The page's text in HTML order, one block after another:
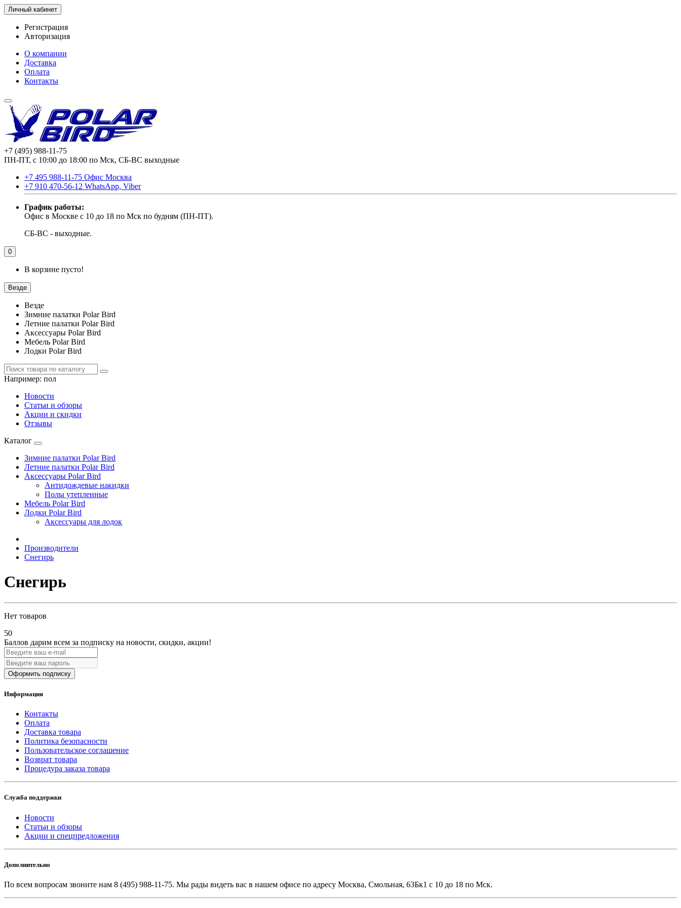
Личный кабинет
Регистрация
Авторизация
О компании
Доставка
Оплата
Контакты
+7 (495) 988-11-75
ПН-ПТ, с 10:00 до 18:00 по Мск, СБ-ВС выходные
+7 495 988-11-75 Офис Москва
+7 910 470-56-12 WhatsApp, Viber
График работы:
Офис в Москве с 10 до 18 по Мск по будням (ПН-ПТ).
СБ-ВС - выходные.
0
В корзине пусто!
Везде
Везде
Зимние палатки Polar Bird
Летние палатки Polar Bird
Аксессуары Polar Bird
Мебель Polar Bird
Лодки Polar Bird
Например: пол
Новости
Статьи и обзоры
Акции и скидки
Отзывы
Каталог
Зимние палатки Polar Bird
Летние палатки Polar Bird
Аксессуары Polar Bird
Антидождевые накидки
Полы утепленные
Мебель Polar Bird
Лодки Polar Bird
Аксессуары для лодок
Производители
Снегирь
Снегирь
Нет товаров
50
Баллов дарим всем за подписку на новости, скидки, акции!
Оформить подписку
Информация
Контакты
Оплата
Доставка товара
Политика безопасности
Пользовательское соглашение
Возврат товара
Процедура заказа товара
Служба поддержки
Новости
Статьи и обзоры
Акции и спецпредложения
Дополнительно
По всем вопросам звоните нам 8 (495) 988-11-75. Мы рады видеть вас в нашем офисе по адресу Москва, Смольная, 63Бк1 с 10 до 18 по Мск.